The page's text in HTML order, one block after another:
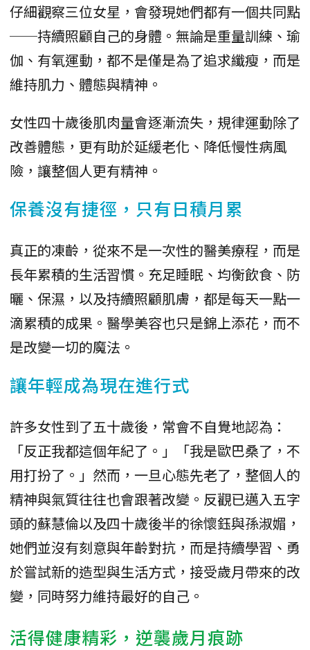
仔細觀察三位女星，會發現她們都有一個共同點
──持續照顧自己的身體。無論是重量訓練、瑜
伽、有氧運動，都不是僅是為了追求纖瘦，而是
維持肌力、體態與精神。
女性四十歲後肌肉量會逐漸流失，規律運動除了
改善體態，更有助於延緩老化、降低慢性病風
險，讓整個人更有精神。
保養沒有捷徑，只有日積月累
真正的凍齡，從來不是一次性的醫美療程，而是
長年累積的生活習慣。充足睡眠、均衡飲食、防
曬、保濕，以及持續照顧肌膚，都是每天一點一
滴累積的成果。醫學美容也只是錦上添花，而不
是改變一切的魔法。
讓年輕成為現在進行式
許多女性到了五十歲後，常會不自覺地認為：
「反正我都這個年紀了。」「我是歐巴桑了，不
用打扮了。」然而，一旦心態先老了，整個人的
精神與氣質往往也會跟著改變。反觀已邁入五字
頭的蘇慧倫以及四十歲後半的徐懷鈺與孫淑媚，
她們並沒有刻意與年齡對抗，而是持續學習、勇
於嘗試新的造型與生活方式，接受歲月帶來的改
變，同時努力維持最好的自己。
活得健康精彩，逆襲歲月痕跡